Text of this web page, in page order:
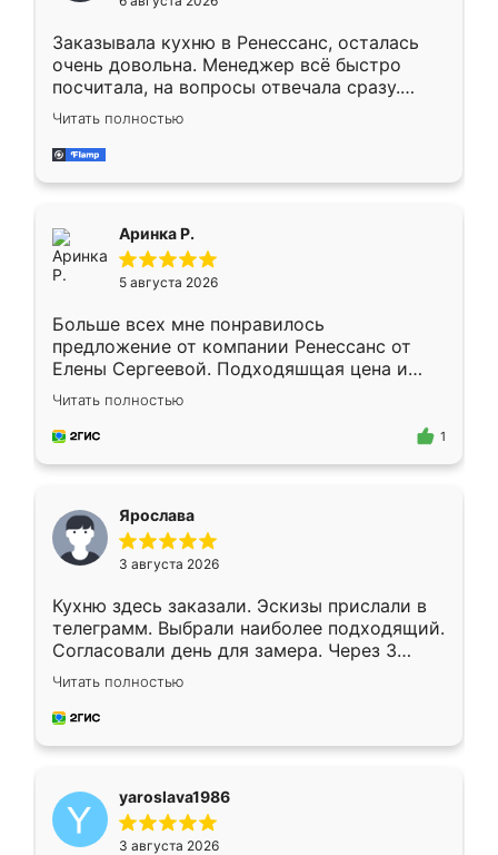
мебели буду заказывать только здесь.
Заказывала кухню в Ренессанс, осталась
очень довольна. Менеджер всё быстро
посчитала, на вопросы отвечала сразу.
Замерщик приехал в субботу, подошёл к
делу со всей ответственностью. Собрали
за день, ребята работали аккуратно, даже
Читать полностью
Аринка Р.
5 августа 2026
Больше всех мне понравилось
предложение от компании Ренессанс от
Елены Сергеевой. Подходяшщая цена и
короткие сроки изготовления. Приехавший
для замера сотрудник Владислав
предложил по моему эскизу самый
Читать полностью
1
Ярослава
3 августа 2026
Кухню здесь заказали. Эскизы прислали в
телеграмм. Выбрали наиболее подходящий.
Согласовали день для замера. Через 3
недели кухня была уже готова. Остались
довольны работой. Спасибо Ренессанс
мебель за качественную работу!
Читать полностью
yaroslava1986
3 августа 2026